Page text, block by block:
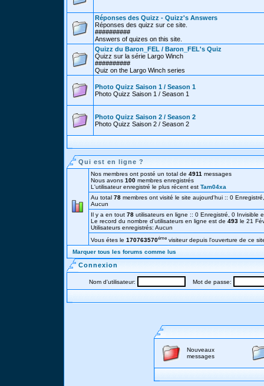
Réponses des Quizz - Quizz's Answers
Réponses des quizz sur ce site.
##########
Answers of quizes on this site.
Quizz du Baron_FEL / Baron_FEL's Quiz
Quizz sur la série Largo Winch
##########
Quiz on the Largo Winch series
Photo Quizz Saison 1 / Season 1
Photo Quizz Saison 1 / Season 1
Photo Quizz Saison 2 / Season 2
Photo Quizz Saison 2 / Season 2
Qui est en ligne ?
Nos membres ont posté un total de 4911 messages
Nous avons 100 membres enregistrés
L'utilisateur enregistré le plus récent est Tam04xa
Au total 78 membres ont visité le site aujourd'hui :: 0
Aucun
Il y a en tout 78 utilisateurs en ligne :: 0 Enregistré, 0
Le record du nombre d'utilisateurs en ligne est de 493 le 21
Utilisateurs enregistrés: Aucun
Vous étes le 170763570éme visiteur depuis l'ouverture de ce
Marquer tous les forums comme lus
Connexion
Nom d'utilisateur: Mot de passe:
Nouveaux
messages